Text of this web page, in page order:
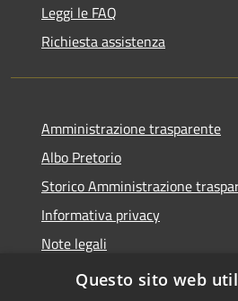
Leggi le FAQ
Richiesta assistenza
Amministrazione trasparente
Albo Pretorio
Storico Amministrazione
Informativa privacy
Note legali
Dichiarazione di accessibilità
Questo sito web